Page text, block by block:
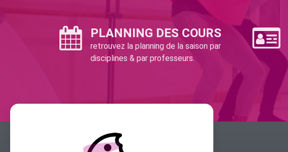
PLANNING DES COURS
retrouvez la planning de la saison par
disciplines & par professeurs.